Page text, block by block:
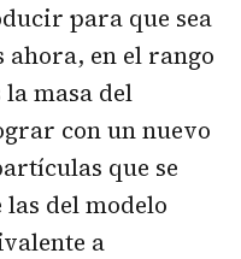
para que sea
ahora, en el rango
la masa del
con un nuevo
que se
del modelo
a